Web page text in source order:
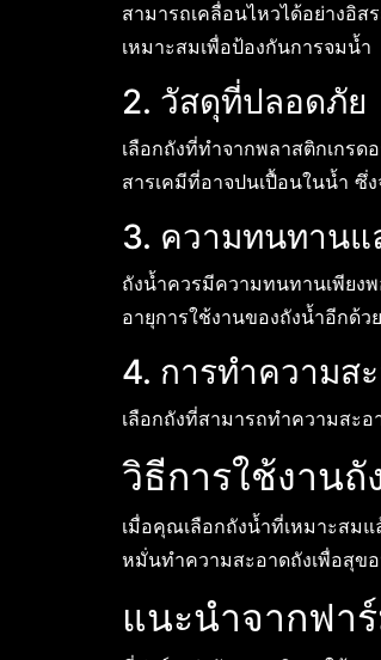
สามารถเคลื่อนไหวได้อย่างอิ
เหมาะสมเพื่อป้องกันการจมน้ำ
2. วัสดุที่ปลอดภัย
เลือกถังที่ทำจากพลาสติกเกร
สารเคมีที่อาจปนเปื้อนในน้ำ ซึ่
3. ความทนทานแ
ถังน้ำควรมีความทนทานเพียง
อายุการใช้งานของถังน้ำอีกด้วย
4. การทำความส
เลือกถังที่สามารถทำความสะ
วิธีการใช้งาน
เมื่อคุณเลือกถังน้ำที่เหมาะสม
หมั่นทำความสะอาดถังเพื่อสุข
แนะนำจากฟา